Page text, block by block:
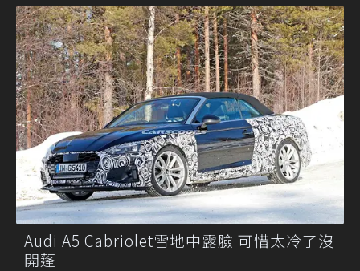
Audi A5 Cabriolet雪地中露臉 可惜太冷了沒
開蓬